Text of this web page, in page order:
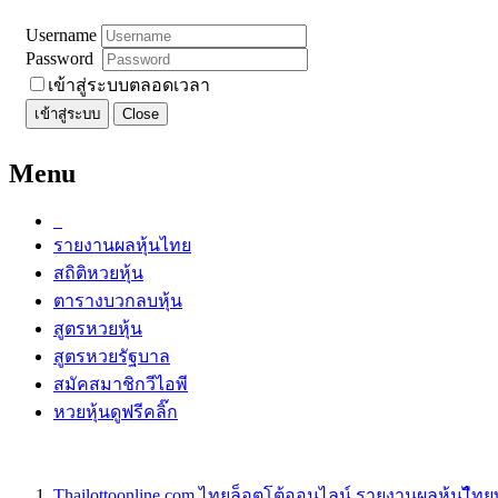
Username
Password
เข้าสู่ระบบตลอดเวลา
เข้าสู่ระบบ Close
Menu
รายงานผลหุ้นไทย
สถิติหวยหุ้น
ตารางบวกลบหุ้น
สูตรหวยหุ้น
สูตรหวยรัฐบาล
สมัคสมาชิกวีไอพี
หวยหุ้นดูฟรีคลิ๊ก